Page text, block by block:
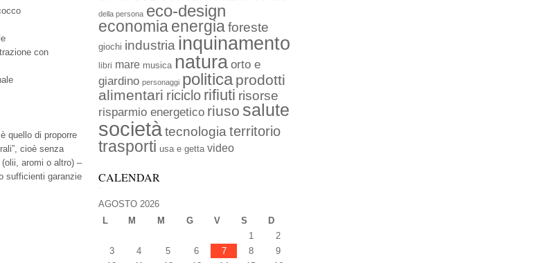
con
quello di proporre
cioè senza
aromi o altro) –
sufficienti garanzie
della persona eco-design
economia energiaforeste
giochi industria inquinamento
libri mare musica natura orto e
giardino personaggi politica prodotti
alimentari riciclo rifiuti risorse
risparmio energetico riuso salute
societàtecnologia territorio
trasporti usa e getta video
CALENDAR
AGOSTO 2026
L
M M G V S D
1
2
3
4 5 6 7 8
9